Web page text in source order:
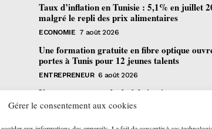
Gérer le consentement aux cookies
Taux d’inflation en Tunisie : 5,1% en juillet
malgré le repli des prix alimentaires
ECONOMIE 7 août 2026
Une formation gratuite en fibre optique
portes à Tunis pour 12 jeunes talents
ENTREPRENEUR 6 août 2026
Un nouveau procédé de fabrication
pharmaceutique en flux continu : quelles